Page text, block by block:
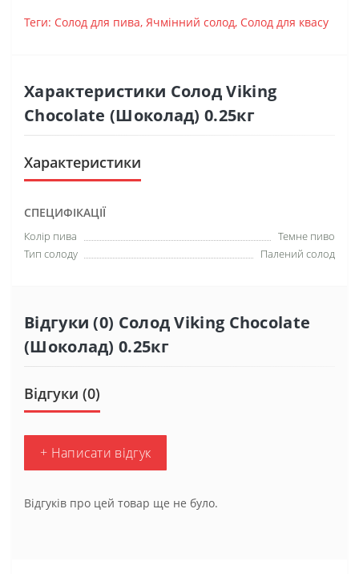
Теги: Солод для пива, Ячмінний солод, Солод для квасу
Характеристики Солод Viking
Chocolate (Шоколад) 0.25кг
Характеристики
СПЕЦИФІКАЦІЇ
Колір пива
Темне пиво
Тип солоду
Палений солод
Відгуки (0) Солод Viking Chocolate
(Шоколад) 0.25кг
Відгуки (0)
+ Написати відгук
Відгуків про цей товар ще не було.